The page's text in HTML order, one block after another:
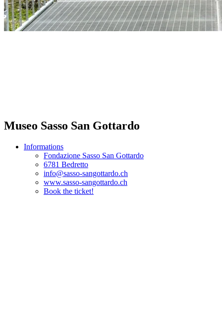
Museo Sasso San Gottardo
Informations
Fondazione Sasso San Gottardo
6781 Bedretto
info@sasso-sangottardo.ch
www.sasso-sangottardo.ch
Book the ticket!